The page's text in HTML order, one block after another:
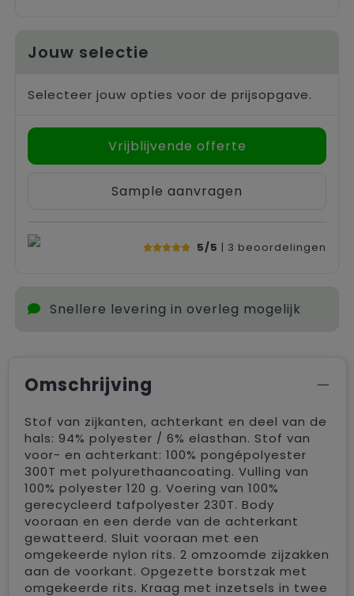
Jouw selectie
Selecteer jouw opties voor de prijsopgave.
Vrijblijvende offerte
Sample aanvragen
5/5 | 3 beoordelingen
Snellere levering in overleg mogelijk
Omschrijving
Stof van zijkanten, achterkant en deel van de
hals: 94% polyester / 6% elasthan. Stof van
voor- en achterkant: 100% pongépolyester
300T met polyurethaancoating. Vulling van
100% polyester 120 g. Voering van 100%
gerecycleerd tafpolyester 230T. Body
vooraan en een derde van de achterkant
gewatteerd. Sluit vooraan met een
omgekeerde nylon rits. 2 omzoomde zijzakken
aan de voorkant. Opgezette borstzak met
omgekeerde rits. Kraag met inzetsels in twee